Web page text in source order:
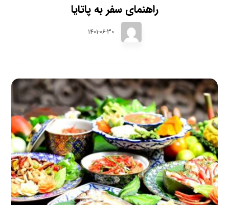
راهنمای سفر به پاتایا
1401-06-30